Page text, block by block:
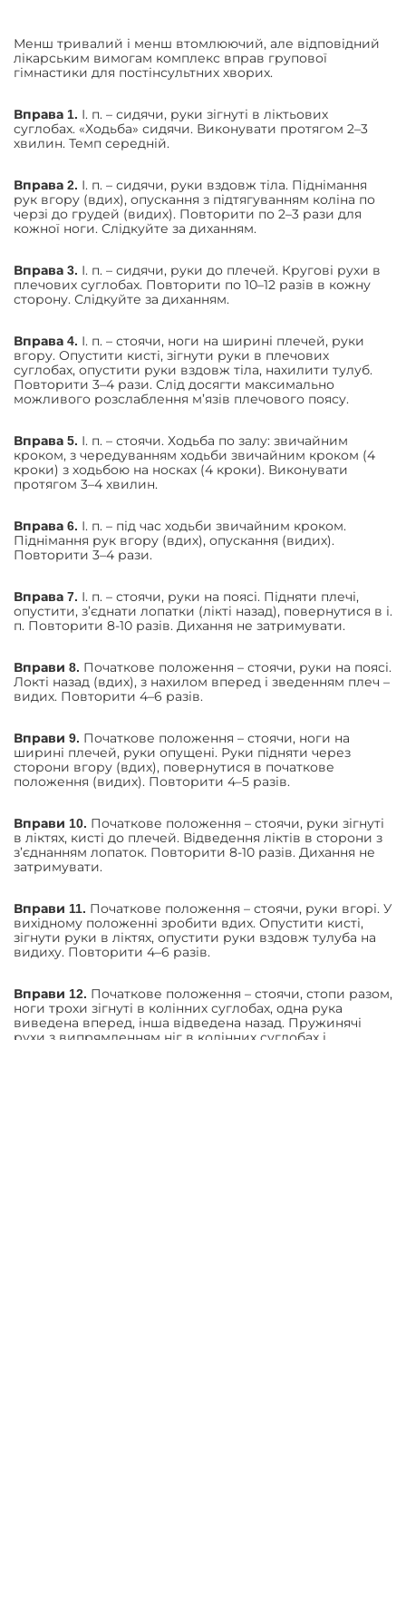
Менш тривалий і менш втомлюючий, але відповідний
лікарським вимогам комплекс вправ групової
гімнастики для постінсультних хворих.
Вправа 1. І. п. – сидячи, руки зігнуті в ліктьових
суглобах. «Ходьба» сидячи. Виконувати протягом 2–3
хвилин. Темп середній.
Вправа 2. І. п. – сидячи, руки вздовж тіла. Піднімання
рук вгору (вдих), опускання з підтягуванням коліна по
черзі до грудей (видих). Повторити по 2–3 рази для
кожної ноги. Слідкуйте за диханням.
Вправа 3. І. п. – сидячи, руки до плечей. Кругові рухи в
плечових суглобах. Повторити по 10–12 разів в кожну
сторону. Слідкуйте за диханням.
Вправа 4. І. п. – стоячи, ноги на ширині плечей, руки
вгору. Опустити кисті, зігнути руки в плечових
суглобах, опустити руки вздовж тіла, нахилити тулуб.
Повторити 3–4 рази. Слід досягти максимально
можливого розслаблення м’язів плечового поясу.
Вправа 5. І. п. – стоячи. Ходьба по залу: звичайним
кроком, з чередуванням ходьби звичайним кроком (4
кроки) з ходьбою на носках (4 кроки). Виконувати
протягом 3–4 хвилин.
Вправа 6. І. п. – під час ходьби звичайним кроком.
Піднімання рук вгору (вдих), опускання (видих).
Повторити 3–4 рази.
Вправа 7. І. п. – стоячи, руки на поясі. Підняти плечі,
опустити, з’єднати лопатки (лікті назад), повернутися в і.
п. Повторити 8-10 разів. Дихання не затримувати.
Вправи 8. Початкове положення – стоячи, руки на поясі.
Локті назад (вдих), з нахилом вперед і зведенням плеч –
видих. Повторити 4–6 разів.
Вправи 9. Початкове положення – стоячи, ноги на
ширині плечей, руки опущені. Руки підняти через
сторони вгору (вдих), повернутися в початкове
положення (видих). Повторити 4–5 разів.
Вправи 10. Початкове положення – стоячи, руки зігнуті
в ліктях, кисті до плечей. Відведення ліктів в сторони з
з’єднанням лопаток. Повторити 8-10 разів. Дихання не
затримувати.
Вправи 11. Початкове положення – стоячи, руки вгорі. У
вихідному положенні зробити вдих. Опустити кисті,
зігнути руки в ліктях, опустити руки вздовж тулуба на
видиху. Повторити 4–6 разів.
Вправи 12. Початкове положення – стоячи, стопи разом,
ноги трохи зігнуті в колінних суглобах, одна рука
виведена вперед, інша відведена назад. Пружинячі
рухи з випрямленням ніг в колінних суглобах і